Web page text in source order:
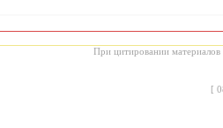
При цитировании материалов
[